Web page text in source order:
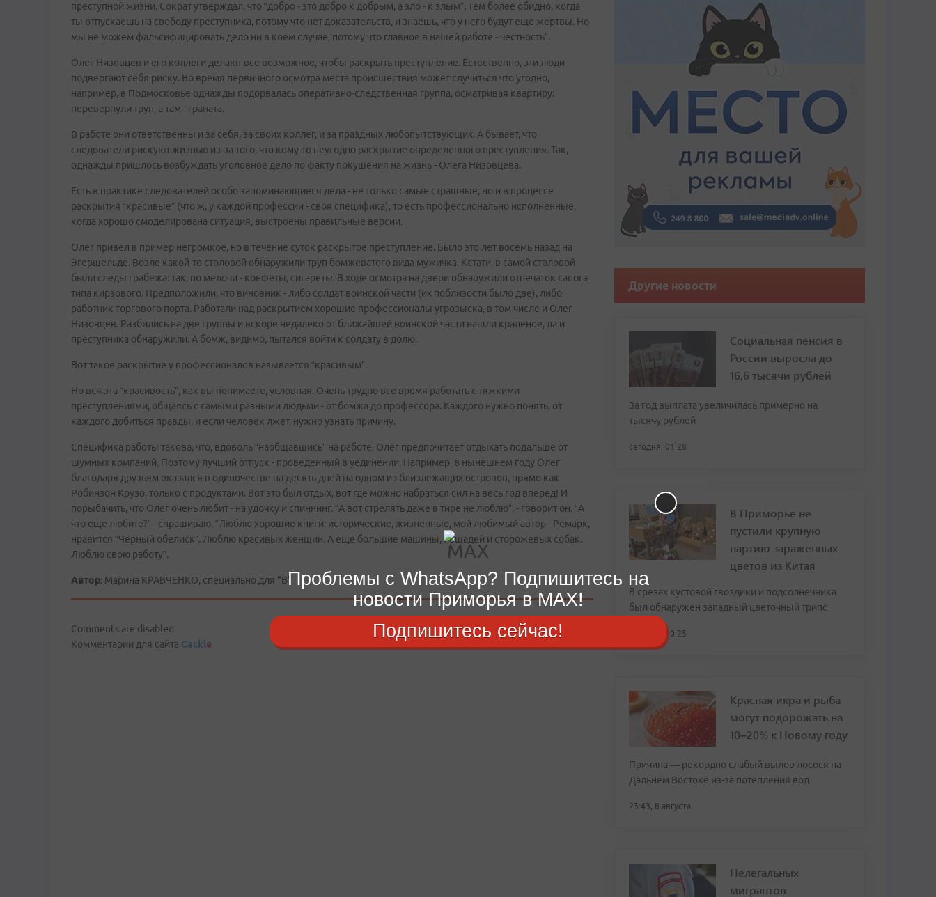
преступной жизни. Сократ утверждал, что “добро - это добро к добрым, а зло - к злым”. Тем более обидно, когда
ты отпускаешь на свободу преступника, потому что нет доказательств, и знаешь, что у него будут еще жертвы. Но
мы не можем фальсифицировать дело ни в коем случае, потому что главное в нашей работе - честность”.
Олег Низовцев и его коллеги делают все возможное, чтобы раскрыть преступление. Естественно, эти люди
подвергают себя риску. Во время первичного осмотра места происшествия может случиться что угодно,
например, в Подмосковье однажды подорвалась оперативно-следственная группа, осматривая квартиру:
перевернули труп, а там - граната.
В работе они ответственны и за себя, за своих коллег, и за праздных любопытствующих. А бывает, что
следователи рискуют жизнью из-за того, что кому-то неугодно раскрытие определенного преступления. Так,
однажды пришлось возбуждать уголовное дело по факту покушения на жизнь - Олега Низовцева.
Есть в практике следователей особо запоминающиеся дела - не только самые страшные, но и в процессе
раскрытия “красивые” (что ж, у каждой профессии - своя специфика), то есть профессионально исполненные,
когда хорошо смоделирована ситуация, выстроены правильные версии.
Олег привел в пример негромкое, но в течение суток раскрытое преступление. Было это лет восемь назад на
Эгершельде. Возле какой-то столовой обнаружили труп бомжеватого вида мужичка. Кстати, в самой столовой
были следы грабежа: так, по мелочи - конфеты, сигареты. В ходе осмотра на двери обнаружили отпечаток сапога
типа кирзового. Предположили, что виновник - либо солдат воинской части (их поблизости было две), либо
работник торгового порта. Работали над раскрытием хорошие профессионалы угрозыска, в том числе и Олег
Низовцев. Разбились на две группы и вскоре недалеко от ближайшей воинской части нашли краденое, да и
преступника обнаружили. А бомж, видимо, пытался войти к солдату в долю.
Вот такое раскрытие у профессионалов называется “красивым”.
Но вся эта “красивость”, как вы понимаете, условная. Очень трудно все время работать с тяжкими
преступлениями, общаясь с самыми разными людьми - от бомжа до профессора. Каждого нужно понять, от
каждого добиться правды, и если человек лжет, нужно узнать причину.
Специфика работы такова, что, вдоволь “наобщавшись” на работе, Олег предпочитает отдыхать подальше от
шумных компаний. Поэтому лучший отпуск - проведенный в уединении. Например, в нынешнем году Олег
благодаря друзьям оказался в одиночестве на десять дней на одном из близлежащих островов, прямо как
Робинзон Крузо, только с продуктами. Вот это был отдых, вот где можно набраться сил на весь год вперед! И
порыбачить, что Олег очень любит - на удочку и спиннинг. “А вот стрелять даже в тире не люблю”, - говорит он. “А
что еще любите?” - спрашиваю. “Люблю хорошие книги: исторические, жизненные, мой любимый автор - Ремарк,
нравится “Черный обелиск”. Люблю красивых женщин. А еще большие машины, лошадей и сторожевых собак.
Люблю свою работу”.
Автор: Марина КРАВЧЕНКО, специально для "В"
Comments are disabled
Комментарии для сайта Cackle
Другие новости
Социальная пенсия в
России выросла до
16,6 тысячи рублей
За год выплата увеличилась примерно на
тысячу рублей
сегодня, 01:28
В Приморье не
пустили крупную
партию зараженных
цветов из Китая
В срезах кустовой гвоздики и подсолнечника
был обнаружен западный цветочный трипс
сегодня, 00:25
Красная икра и рыба
могут подорожать на
10–20% к Новому году
Причина — рекордно слабый вылов лосося на
Дальнем Востоке из-за потепления вод
23:43, 8 августа
Нелегальных
мигрантов
Проблемы с WhatsApp? Подпишитесь на
новости Приморья в MAX!
Подпишитесь сейчас!